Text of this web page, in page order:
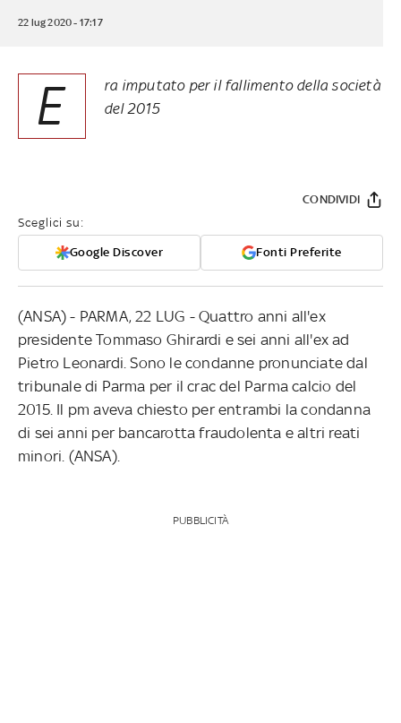
22 lug 2020 - 17:17
E
ra imputato per il fallimento della società
del 2015
Sceglici su:
Google Discover Fonti Preferite
CONDIVIDI
(ANSA) - PARMA, 22 LUG - Quattro anni all'ex
presidente Tommaso Ghirardi e sei anni all'ex ad
Pietro Leonardi. Sono le condanne pronunciate dal
tribunale di Parma per il crac del Parma calcio del
2015. Il pm aveva chiesto per entrambi la condanna
di sei anni per bancarotta fraudolenta e altri reati
minori. (ANSA).
PUBBLICITÀ